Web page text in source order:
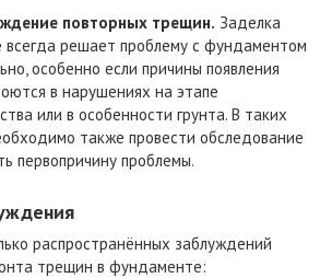
повторных трещин. Заделка
всегда решает проблему с фундаментом
особенно если причины появления
в нарушениях на этапе
или в особенности грунта. В таких
также провести обследование
первопричину проблемы.
распространённых заблуждений
трещин в фундаменте: